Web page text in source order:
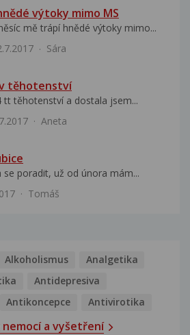
výtoky mimo MS
mě trápí hnědé výtoky mimo...
Sára
těhotenství
tt těhotenství a dostala jsem...
Aneta
se poradit, už od února mám...
Tomáš
Alkoholismus
Analgetika
Antidepresiva
Antikoncepce Antivirotika
nemocí a vyšetření